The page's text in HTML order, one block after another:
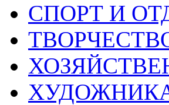
СПОРТ И